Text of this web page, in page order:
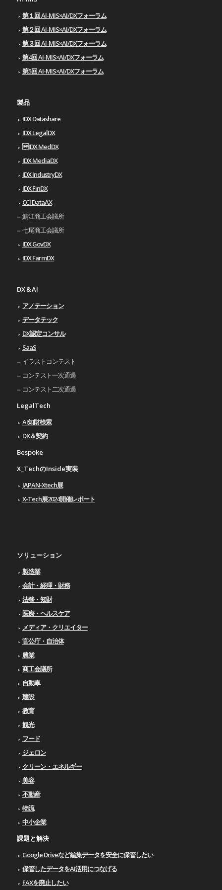
第１回 AI-MIS×AI/DXフォーラム
第２回 AI-MIS×AI/DXフォーラム
第３回 AI-MIS×AI/DXフォーラム
第4回 AI-MIS×AI/DXフォーラム
第5回 AI-MIS×AI/DXフォーラム
製品
IDX Datashare
IDX LegalDX
IDX MedDX
IDX MediaDX
IDX IndustryDX
IDX FinDX
CCI DataAX
鯖江商工会議所
七尾商工会議所
IDX GovDX
IDX FarmDX
DX＆AI
アノテーション
データテック
DX認定コンサル
SaaS
イラストコンテスト
コンテスト一次通過
コンテスト二次通過
LegalTech
AI知財検索
DX＆契約
Bespoke
X_TechのInside実装
JAPAN-Xtech展
X-Tech展2024開催レポート
ソリューション
製造業
会計・経理・財務
法務・知財
医療・ヘルスケア
メディア・クリエイター
官公庁・自治体
農業
商工会議所
自動車
建設
教育
観光
フード
ジェロン
クリーン・エネルギー
美容
不動産
物流
中小企業
課題と解決
Google Driveなど編集データを安全に保管したい
保管したデータをAI活用につなげる
FAXを廃止したい